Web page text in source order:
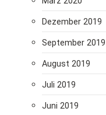
Dezember 2019
September 2019
August 2019
Juli 2019
Juni 2019